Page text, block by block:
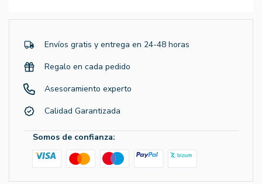
Envíos gratis y entrega en 24-48 horas
Regalo en cada pedido
Asesoramiento experto
Calidad Garantizada
Somos de confianza: